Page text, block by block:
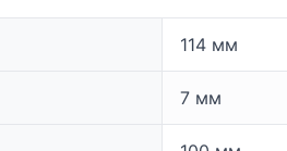
114 мм
7 мм